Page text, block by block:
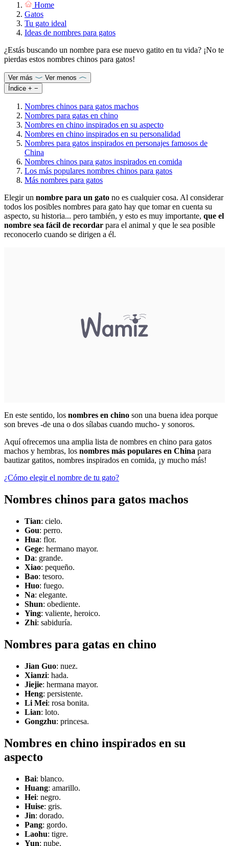
Home
Gatos
Tu gato ideal
Ideas de nombres para gatos
¿Estás buscando un nombre para ese nuevo gatito en tu vida? ¡No te
pierdas estos nombres chinos para gatos!
Ver más
Ver menos
Índice + −
Nombres chinos para gatos machos
Nombres para gatas en chino
Nombres en chino inspirados en su aspecto
Nombres en chino inspirados en su personalidad
Nombres para gatos inspirados en personajes famosos de
China
Nombres chinos para gatos inspirados en comida
Los más populares nombres chinos para gatos
Más nombres para gatos
Elegir un nombre para un gato no es cualquier cosa. Al considerar
todos los posibles nombres para gato hay que tomar en cuenta su
aspecto, su historia... pero también, y esto es muy importante, que el
nombre sea fácil de recordar para el animal y que le sea posible
reconocerlo cuando se dirigen a él.
En este sentido, los nombres en chino son una buena idea porque
son breves -de una o dos sílabas cuando mucho- y sonoros.
Aquí ofrecemos una amplia lista de nombres en chino para gatos
machos y hembras, los nombres más populares en China para
bautizar gatitos, nombres inspirados en comida, ¡y mucho más!
¿Cómo elegir el nombre de tu gato?
Nombres chinos para gatos machos
Tian: cielo.
Gou: perro.
Hua: flor.
Gege: hermano mayor.
Da: grande.
Xiao: pequeño.
Bao: tesoro.
Huo: fuego.
Na: elegante.
Shun: obediente.
Ying: valiente, heroico.
Zhi: sabiduría.
Nombres para gatas en chino
Jian Guo: nuez.
Xianzi: hada.
Jiejie: hermana mayor.
Heng: persistente.
Li Mei: rosa bonita.
Lian: loto.
Gongzhu: princesa.
Nombres en chino inspirados en su
aspecto
Bai: blanco.
Huang: amarillo.
Hei: negro.
Huise: gris.
Jin: dorado.
Pang: gordo.
Laohu: tigre.
Yun: nube.